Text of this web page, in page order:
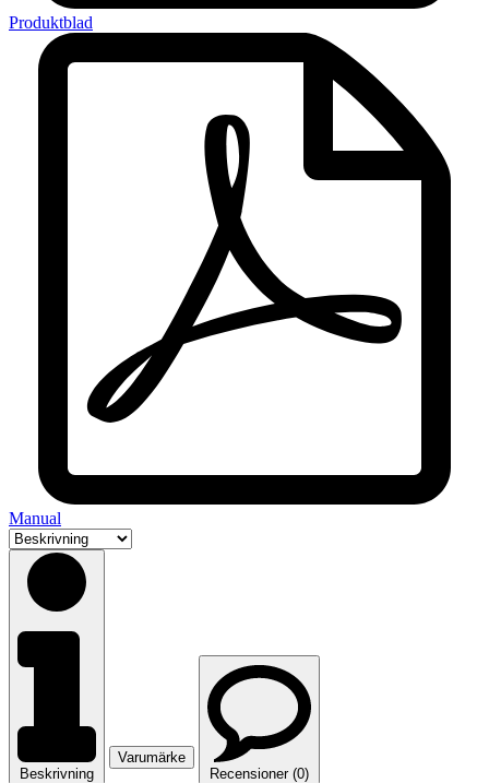
Produktblad
Manual
Beskrivning
Varumärke
Recensioner (0)